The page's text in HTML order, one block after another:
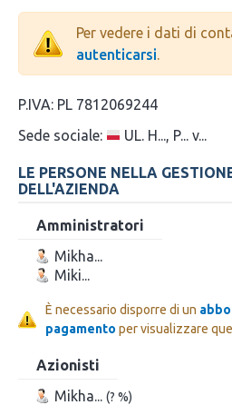
Per vedere i dati di
autenticarsi
P.IVA: PL 7812069244
Sede sociale:
UL. H..., P... v...
LE PERSONE NELLA
DELL'AZIENDA
Amministratori
Mikha...
Miki...
È necessario disporre di un
pagamento per visualizzare
Azionisti
Mikha... (? %)